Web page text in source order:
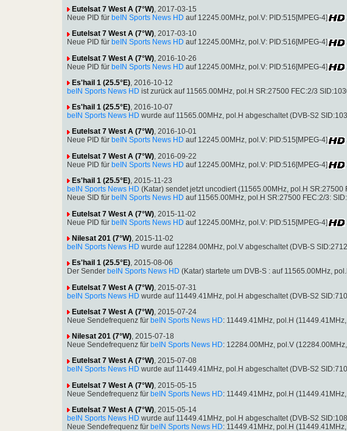
Eutelsat 7 West A (7°W), 2017-03-15
Neue PID für beIN Sports News HD auf 12245.00MHz, pol.V: PID:515[MPEG-4]
Eutelsat 7 West A (7°W), 2017-03-10
Neue PID für beIN Sports News HD auf 12245.00MHz, pol.V: PID:516[MPEG-4]
Eutelsat 7 West A (7°W) , 2016-10-26
Neue PID für beIN Sports News HD auf 12245.00MHz, pol.V: PID:516[MPEG-4]
Es'hail 1 (25.5°E), 2016-10-12
beIN Sports News HD ist zurück auf 11565.00MHz, pol.H SR:27500 FEC:2/3
Es'hail 1 (25.5°E), 2016-10-07
beIN Sports News HD wurde auf 11565.00MHz, pol.H abgeschaltet (DVB-S2
Eutelsat 7 West A (7°W), 2016-10-01
Neue PID für beIN Sports News HD auf 12245.00MHz, pol.V: PID:515[MPEG-4]
Eutelsat 7 West A (7°W) , 2016-09-22
Neue PID für beIN Sports News HD auf 12245.00MHz, pol.V: PID:516[MPEG-4]
Es'hail 1 (25.5°E), 2015-11-23
beIN Sports News HD (Katar) sendet jetzt uncodiert (11565.00MHz, pol.H SR:27500
Neue SID für beIN Sports News HD auf 11565.00MHz, pol.H SR:27500 FEC:2/3:
Eutelsat 7 West A (7°W) , 2015-11-02
Neue PID für beIN Sports News HD auf 12245.00MHz, pol.V: PID:515[MPEG-4]
Nilesat 201 (7°W), 2015-11-02
beIN Sports News HD wurde auf 12284.00MHz, pol.V abgeschaltet (DVB-S
Es'hail 1 (25.5°E), 2015-08-06
Der Sender beIN Sports News HD (Katar) startete um DVB-S : auf 11565.00MHz,
Eutelsat 7 West A (7°W) , 2015-07-31
beIN Sports News HD wurde auf 11449.41MHz, pol.H abgeschaltet (DVB-S2
Eutelsat 7 West A (7°W), 2015-07-24
Neue Sendefrequenz für beIN Sports News HD: 11449.41MHz, pol.H
Nilesat 201 (7°W), 2015-07-18
Neue Sendefrequenz für beIN Sports News HD: 12284.00MHz, pol.V
Eutelsat 7 West A (7°W), 2015-07-08
beIN Sports News HD wurde auf 11449.41MHz, pol.H abgeschaltet (DVB-S2
Eutelsat 7 West A (7°W), 2015-05-15
Neue Sendefrequenz für beIN Sports News HD: 11449.41MHz, pol.H
Eutelsat 7 West A (7°W), 2015-05-14
beIN Sports News HD wurde auf 11449.41MHz, pol.H abgeschaltet (DVB-S2
Neue Sendefrequenz für beIN Sports News HD: 11449.41MHz, pol.H